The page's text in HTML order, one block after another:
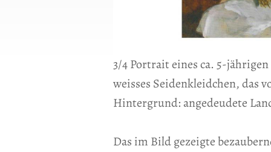
3/4 Portrait eines ca. 5-
weisses Seidenkleidchen, das
Hintergrund: angedeudete
Das im Bild gezeigte